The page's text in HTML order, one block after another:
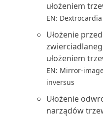
ułożeniem
EN:
Ułożenie
ułożeniem
EN: Mirror-
inversus
Ułożenie
narządów